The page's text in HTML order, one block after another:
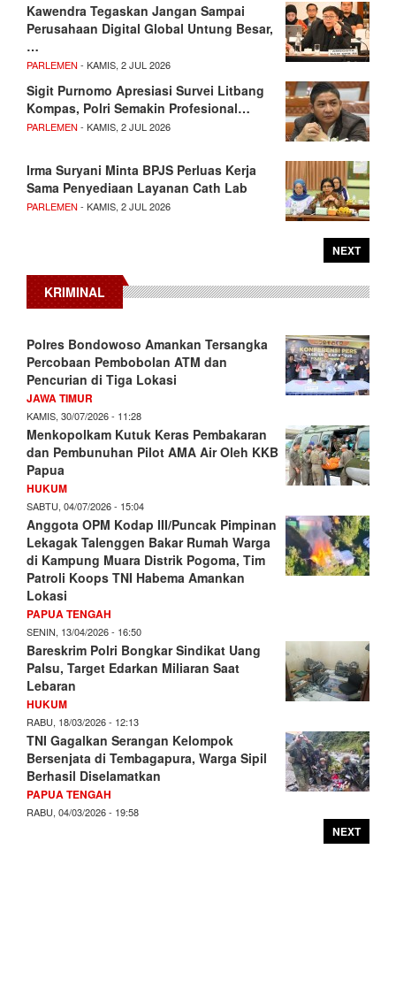
Kawendra Tegaskan Jangan Sampai
Perusahaan Digital Global Untung Besar,
…
PARLEMEN - KAMIS, 2 JUL 2026
Sigit Purnomo Apresiasi Survei Litbang
Kompas, Polri Semakin Profesional…
PARLEMEN - KAMIS, 2 JUL 2026
Irma Suryani Minta BPJS Perluas Kerja
Sama Penyediaan Layanan Cath Lab
PARLEMEN - KAMIS, 2 JUL 2026
NEXT
KRIMINAL
Polres Bondowoso Amankan Tersangka
Percobaan Pembobolan ATM dan
Pencurian di Tiga Lokasi
JAWA TIMUR
KAMIS, 30/07/2026 - 11:28
Menkopolkam Kutuk Keras Pembakaran
dan Pembunuhan Pilot AMA Air Oleh KKB
Papua
HUKUM
SABTU, 04/07/2026 - 15:04
Anggota OPM Kodap III/Puncak Pimpinan
Lekagak Talenggen Bakar Rumah Warga
di Kampung Muara Distrik Pogoma, Tim
Patroli Koops TNI Habema Amankan
Lokasi
PAPUA TENGAH
SENIN, 13/04/2026 - 16:50
Bareskrim Polri Bongkar Sindikat Uang
Palsu, Target Edarkan Miliaran Saat
Lebaran
HUKUM
RABU, 18/03/2026 - 12:13
TNI Gagalkan Serangan Kelompok
Bersenjata di Tembagapura, Warga Sipil
Berhasil Diselamatkan
PAPUA TENGAH
RABU, 04/03/2026 - 19:58
NEXT